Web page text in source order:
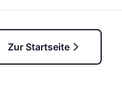
Zur Startseite